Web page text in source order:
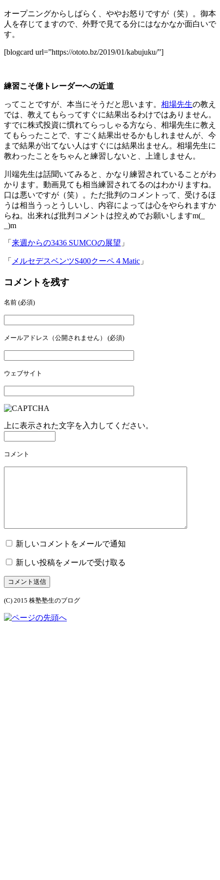
オープニングからしばらく、ややお怒りですが（笑）。御本
人を存じてますので、外野で見てる分にはなかなか面白いで
す。
[blogcard url=”https://ototo.bz/2019/01/kabujuku/”]
練習こそ億トレーダーへの近道
ってことですが、本当にそうだと思います。 相場先生の教え
では、教えてもらってすぐに結果出るわけではありません。
すでに株式投資に慣れてらっしゃる方なら、相場先生に教え
てもらったことで、すごく結果出せるかもしれませんが、今
まで結果が出てない人はすぐには結果出ません。相場先生に
教わったことをちゃんと練習しないと、上達しません。
川端先生は話聞いてみると、かなり練習されていることがわ
かります。動画見ても相当練習されてるのはわかりますね。
口は悪いですが（笑）。ただ批判のコメントって、受けるほ
うは相当うっとうしいし、内容によっては心をやられますか
らね。出来れば批判コメントは控えめでお願いしますm(_
_)m
「 来週からの3436 SUMCOの展望 」
「 メルセデスベンツS400クーペ４Matic 」
コメントを残す
名前 (必須)
メールアドレス（公開されません） (必須)
ウェブサイト
上に表示された文字を入力してください。
コメント
新しいコメントをメールで通知
新しい投稿をメールで受け取る
コメント送信
(C) 2015 株塾塾生のブログ